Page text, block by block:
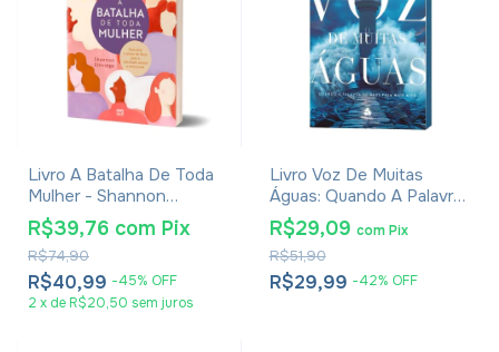
Livro A Batalha De Toda
Mulher - Shannon
Ethridge - Nova Edição
R$40,99 -45% OFF
R$74,90
R$39,76 com Pix
2 x de R$20,50 sem juros
Livro Voz De Muitas
Águas: Quando A Palavra
De Deus Fala Mais Alto -
Luciano Subirá
R$29,99 -42% OFF
R$51,90
R$29,09 com Pix